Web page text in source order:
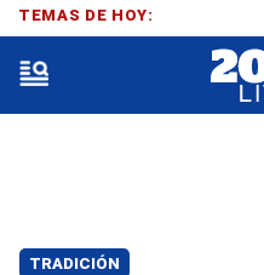
TRADICIÓN
TEMAS DE HOY: